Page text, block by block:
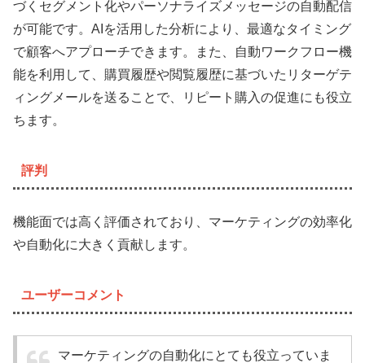
づくセグメント化やパーソナライズメッセージの自動配信
が可能です。AIを活用した分析により、最適なタイミング
で顧客へアプローチできます。また、自動ワークフロー機
能を利用して、購買履歴や閲覧履歴に基づいたリターゲテ
ィングメールを送ることで、リピート購入の促進にも役立
ちます。
評判
機能面では高く評価されており、マーケティングの効率化
や自動化に大きく貢献します。
ユーザーコメント
マーケティングの自動化にとても役立っていま